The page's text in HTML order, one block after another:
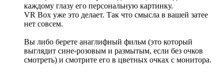
каждому глазу его персональную картинку.
VR Box уже это делает. Так что смысла в вашей затее
нет совсем.
Вы либо берете анаглифный фильм (это который
выглядит сине-розовым и размытым, если без очков
смотреть) и смотрите его в цветных очках с монитора.